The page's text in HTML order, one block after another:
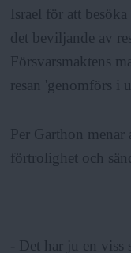
Israel för att
det beviljande av
Försvarsmaktens
resan 'genomförs i
Per Garthon menar
förtrolighet och
- Det har ju en viss